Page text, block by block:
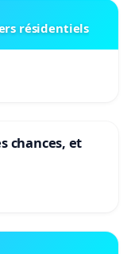
résidentiels
chances, et